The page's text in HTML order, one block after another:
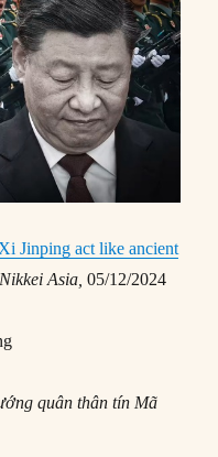
Jinping act like ancient
Nikkei Asia, 05/12/2024
quân thân tín Mã